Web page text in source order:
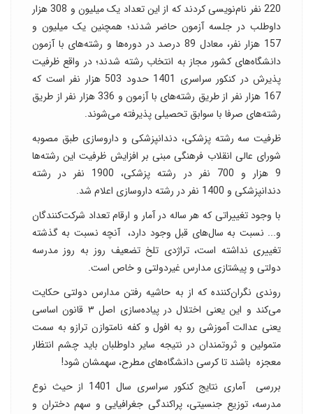
220 نفر نام‌نویسی کردند که از این تعداد یک میلیون و 308 هزار
داوطلب در جلسه آزمون حاضر شدند؛ همچنین یک میلیون و
157 هزار نفر، معادل 89 درصد در دوره‌ها و رشته‌های با آزمون
دانشگاه‌های کشور مجاز به انتخاب رشته شدند؛ در واقع ظرفیت
پذیرش در کنکور سراسری 1401 حدود 503 هزار نفر است که
167 هزار نفر از طریق رشته‌های با آزمون و 336 هزار نفر از طریق
رشته‌های صرفا با سوابق تحصیلی پذیرفته می‌شوند.
ظرفیت سه رشته پزشکی، دندانپزشکی و داروسازی طبق مصوبه
شورای عالی انقلاب فرهنگی مبنی بر افزایش ظرفیت این رشته‌ها
9 هزار و 700 نفر در رشته پزشکی، 1900 نفر در رشته
دندانپزشکی و 1400 نفر در رشته داروسازی اعلام شد.
با وجود تغییراتی که هر ساله در آمار و ارقام تعداد شرکت‌کنندگان
و... نسبت به سال‌های قبل وجود دارد، آنچه نسبت به گذشته
تغییری نداشته است، تراژدی تلخ تضعیف روز به روز مدرسه
دولتی و پیشتازی مدارس غیردولتی و خاص است.
روندی نگران‌کننده که از به حاشیه رفتن مدارس دولتی حکایت
می‌کند و این یعنی اختلال در پیاده‌سازی اصل ٣ قانون اساسی
یعنی عدالت آموزشی رو به افول و کفه نامتوازن ترازو به سمت
متمولین و ثروتمندان در نتیجه سایر داوطلبان باید چشم انتظار
معجزه باشند تا کرسی دانشگاه‌های مطرح، سهمشان شود!
بررسی آماری نتایج کنکور سراسری سال 1401 از حیث نوع
مدرسه، توزیع جنسیتی، پراکندگی جغرافیایی و سهم دختران و